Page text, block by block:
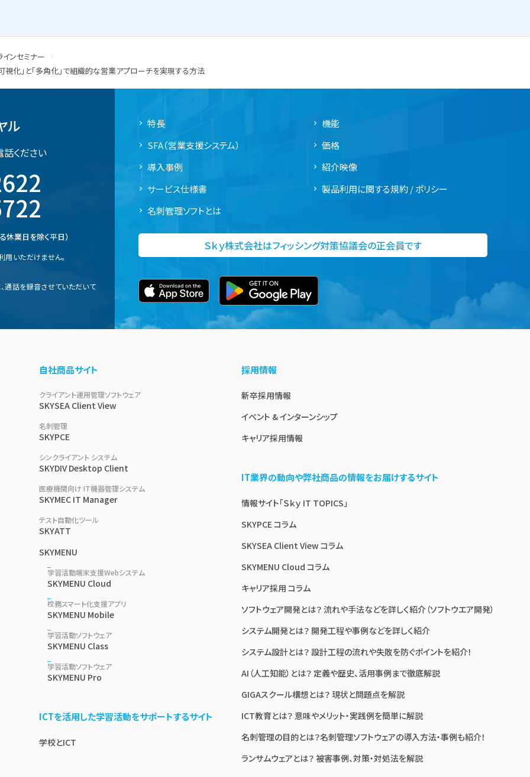
インセミナー
化」と「多角化」で組織的な営業アプローチを実現する方法
ル
ください
休業日を除く平日）
いただけません。
通話を録音させていただいて
特長
機能
SFA（営業支援システム）
価格
導入事例
紹介映像
サービス仕様書
製品利用に関する規約 / ポリシー
名刺管理ソフトとは
Ｓｋｙ株式会社はフィッシング対策協議会の正会員です
自社商品サイト
クライアント運用管理ソフトウェア
SKYSEA Client View
名刺管理
SKYPCE
シンクライアント システム
SKYDIV Desktop Client
医療機関向け IT機器管理システム
SKYMEC IT Manager
テスト自動化ツール
SKYATT
SKYMENU
学習活動端末支援Webシステム
SKYMENU Cloud
校務スマート化支援アプリ
SKYMENU Mobile
学習活動ソフトウェア
SKYMENU Class
学習活動ソフトウェア
SKYMENU Pro
ICTを活用した学習活動をサポートするサイト
学校とICT
採用情報
新卒採用情報
イベント & インターンシップ
キャリア採用情報
IT業界の動向や弊社商品の情報をお届けするサイト
情報サイト「Ｓｋｙ IT TOPICS」
SKYPCE コラム
SKYSEA Client View コラム
SKYMENU Cloud コラム
キャリア採用 コラム
ソフトウェア開発とは？ 流れや手法などを詳しく紹介（ソフトウエア開発）
システム開発とは？ 開発工程や事例などを詳しく紹介
システム設計とは？ 設計工程の流れや失敗を防ぐポイントを紹介！
AI（人工知能）とは？ 定義や歴史、活用事例まで徹底解説
GIGAスクール構想とは？ 現状と問題点を解説
ICT教育とは？ 意味やメリット・実践例を簡単に解説
名刺管理の目的とは？名刺管理ソフトウェアの導入方法・事例も紹介！
ランサムウェアとは？ 被害事例、対策・対処法を解説